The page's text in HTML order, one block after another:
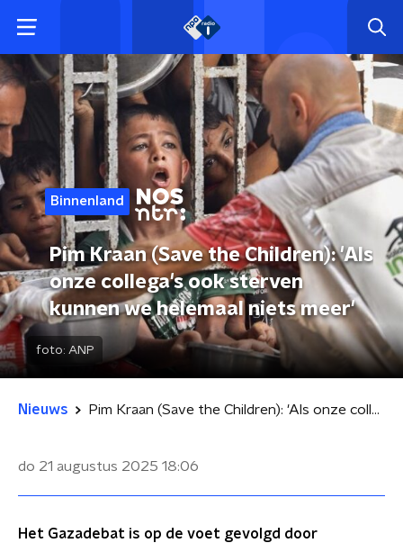
Binnenland
Pim Kraan (Save the Children): 'Als
onze collega's ook sterven
kunnen we helemaal niets meer'
foto: ANP
Nieuws Pim Kraan (Save the Children): 'Als onze collega's ook sterven kunnen we helemaal niets meer'
do 21 augustus 2025 18:06
Het Gazadebat is op de voet gevolgd door